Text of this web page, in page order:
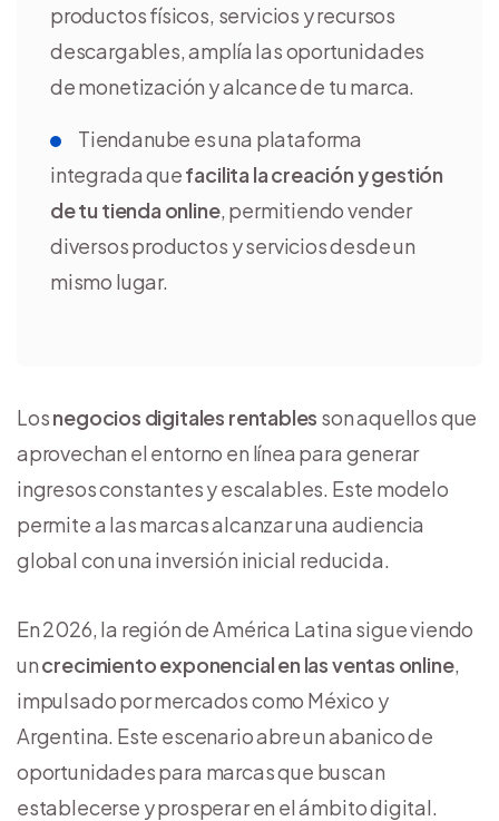
productos físicos, servicios y recursos
descargables, amplía las oportunidades
de monetización y alcance de tu marca.
Tiendanube es una plataforma
integrada quefacilita la creación y gestión
de tu tienda online, permitiendo vender
diversos productos y servicios desde un
mismo lugar.
Losnegocios digitales rentables son aquellos que
aprovechan el entorno en línea para generar
ingresos constantes y escalables. Este modelo
permite a las marcas alcanzar una audiencia
global con una inversión inicial reducida.
En 2026, la región de América Latina sigue viendo
uncrecimiento exponencial en las ventas online,
impulsado por mercados como México y
Argentina. Este escenario abre un abanico de
oportunidades para marcas que buscan
establecerse y prosperar en el ámbito digital.